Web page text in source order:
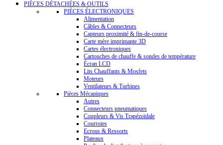
PIÈCES DÉTACHÉES & OUTILS
PIÈCES ÉLECTRONIQUES
Alimentation
Câbles & Connecteurs
Capteurs proximité & fin-de-course
Carte mère imprimante 3D
Cartes électroniques
Cartouches de chauffe & sondes de température
Écran LCD
Lits Chauffants & Mosfets
Moteurs
Ventilateurs & Turbines
Pièces Mécaniques
Autres
Connecteurs pneumatiques
Coupleurs & Vis Trapézoïdale
Courroies
Ecrous & Ressorts
Plateaux